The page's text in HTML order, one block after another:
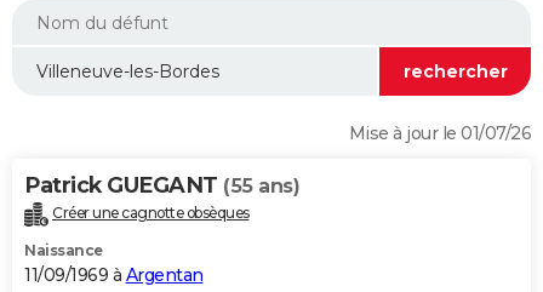
Forum
Aménagement intérieur
Extérieur
Cuisine
Salle de bains
Jardinage
Rangement
WEEK-END
Guides de France
Escapades
Patrimoine
Expositions
Musées
Week-end nature
LIFESTYLE
Alimentation
Guide de la santé
Maladies
Médicaments
Sommeil
VOYAGE
Destinations
City break
Voyage nature
Voyage de noces
Forum
Climat
+PHOTO
GUIDES D'ACHAT
Mise à jour le 01/07/26
Patrick GUEGANT (55 ans)
Créer une cagnotte obsèques
Naissance
11/09/1969 à Argentan